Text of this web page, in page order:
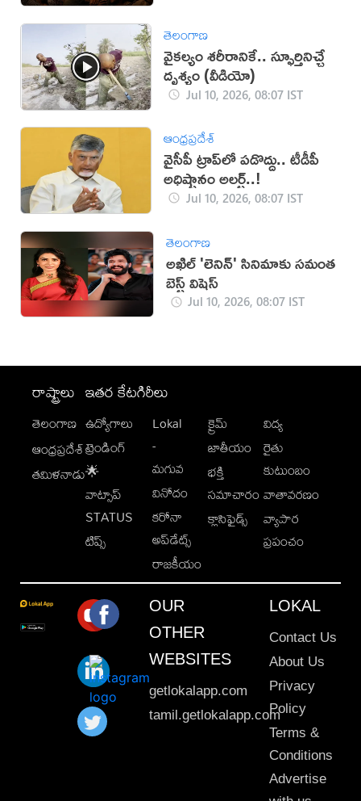
తెలంగాణ
వైకల్యం శరీరానికే.. స్ఫూర్తినిచ్చే
దృశ్యం (వీడియో)
Jul 10, 2026, 08:07 IST
ఆంధ్రప్రదేశ్
వైసీపీ ట్రాప్‌లో పడొద్దు.. టీడీపీ
అధిష్టానం అలర్ట్..!
Jul 10, 2026, 08:07 IST
తెలంగాణ
అఖిల్ 'లెనిన్' సినిమాకు సమంత
బెస్ట్ విషెస్
Jul 10, 2026, 08:07 IST
రాష్ట్రాలు
తెలంగాణ
ఆంధ్రప్రదేశ్
తమిళనాడు
ఇతర కేటగిరీలు
ఉద్యోగాలు
ట్రెండింగ్
🌟
వాట్సాప్
STATUS
టిప్స్
Lokal
-
మగువ
వినోదం
కరోనా
అప్‌డేట్స్
రాజకీయం
క్రైమ్
జాతీయం
భక్తి
సమాచారం
క్లాసిఫైడ్స్
విద్య
రైతు
కుటుంబం
వాతావరణం
వ్యాపార
ప్రపంచం
OUR
OTHER
WEBSITES
getlokalapp.com
tamil.getlokalapp.com
LOKAL
Contact Us
About Us
Privacy
Policy
Terms &
Conditions
Advertise